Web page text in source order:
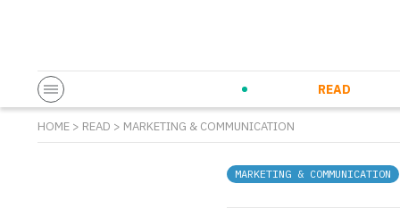
READ
HOME > READ > MARKETING & COMMUNICATION
MARKETING & COMMUNICATION